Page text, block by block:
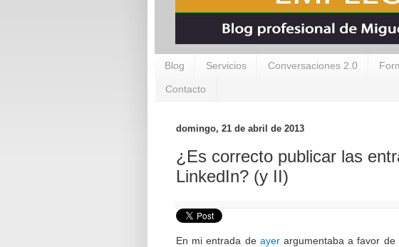
Blog Servicios Conversaciones 2.0
Contacto
domingo, 21 de abril de 2013
¿Es correcto publicar las
LinkedIn? (y II)
En mi entrada de ayerargumentaba a favor de